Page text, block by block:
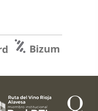
Bizum